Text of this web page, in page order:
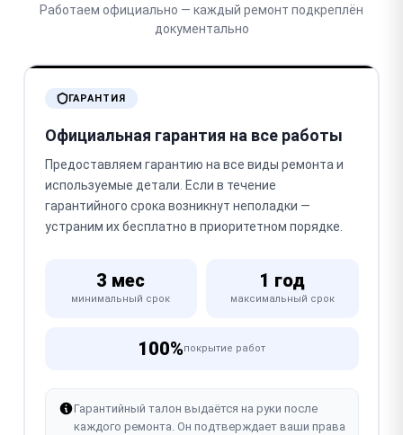
Работаем официально — каждый ремонт подкреплён
документально
ГАРАНТИЯ
Официальная гарантия на все работы
Предоставляем гарантию на все виды ремонта и
используемые детали. Если в течение
гарантийного срока возникнут неполадки —
устраним их бесплатно в приоритетном порядке.
3 мес
минимальный срок
1 год
максимальный срок
100%покрытие работ
Гарантийный талон выдаётся на руки после
каждого ремонта. Он подтверждает ваши права